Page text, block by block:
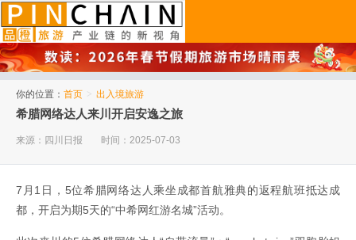
你的位置： 首页 > 出入境旅游
希腊网络达人来川开启安逸之旅
来源：四川日报 时间：2025-07-03
7月1日，5位希腊网络达人乘坐成都首航雅典的返程航班抵达成
都，开启为期5天的“中希网红游名城”活动。